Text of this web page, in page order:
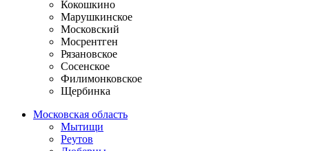
Кокошкино
Марушкинское
Московский
Мосрентген
Рязановское
Сосенское
Филимонковское
Щербинка
Московская область
Мытищи
Реутов